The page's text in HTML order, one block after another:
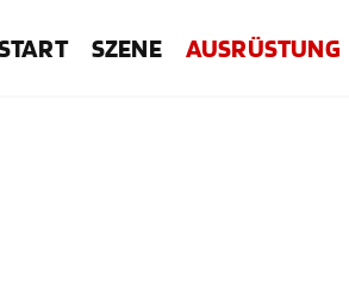
SZENE AUSRÜSTUNG